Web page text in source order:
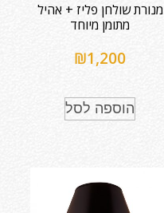
מנורת שולחן פליז + אהיל
מתומן מיוחד
₪1,200
הוספה לסל